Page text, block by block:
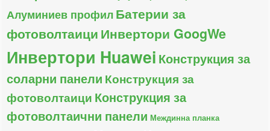
Алуминиев профилБатерии за
фотоволтаици Инвертори GoogWe
Инвертори Huawei Конструкция за
соларни панели Конструкция за
фотоволтаици Конструкция за
фотоволтаични панели Междинна планка